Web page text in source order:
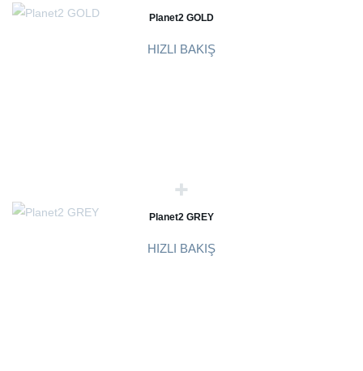
Planet2 GOLD
HIZLI BAKIŞ
Planet2 GREY
HIZLI BAKIŞ